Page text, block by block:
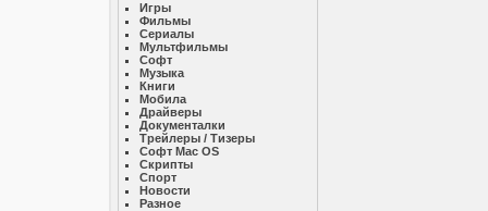
Игры
Фильмы
Сериалы
Мультфильмы
Софт
Музыкa
Книги
Мобила
Драйверы
Документалки
Трейлеры / Тизеры
Софт Mac OS
Скрипты
Спорт
Новости
Разное